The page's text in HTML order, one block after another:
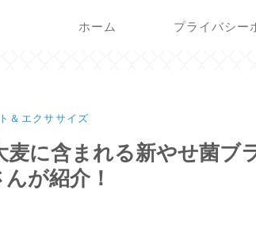
ホーム プライバシー
＆エクササイズ
麦に含まれる新やせ菌ブ
が紹介！